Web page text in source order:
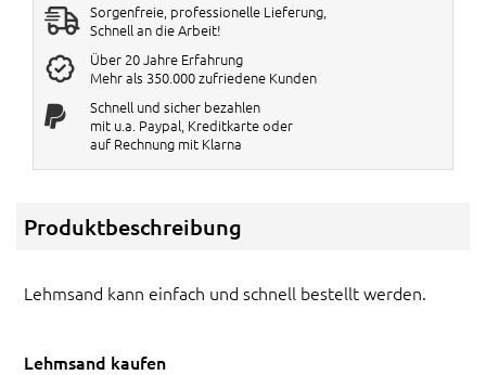
Sorgenfreie, professionelle Lieferung,
Schnell an die Arbeit!
Über 20 Jahre Erfahrung
Mehr als 350.000 zufriedene Kunden
Schnell und sicher bezahlen
mit u.a. Paypal, Kreditkarte oder
auf Rechnung mit Klarna
Produktbeschreibung
Lehmsand kann einfach und schnell bestellt werden.
Lehmsand kaufen